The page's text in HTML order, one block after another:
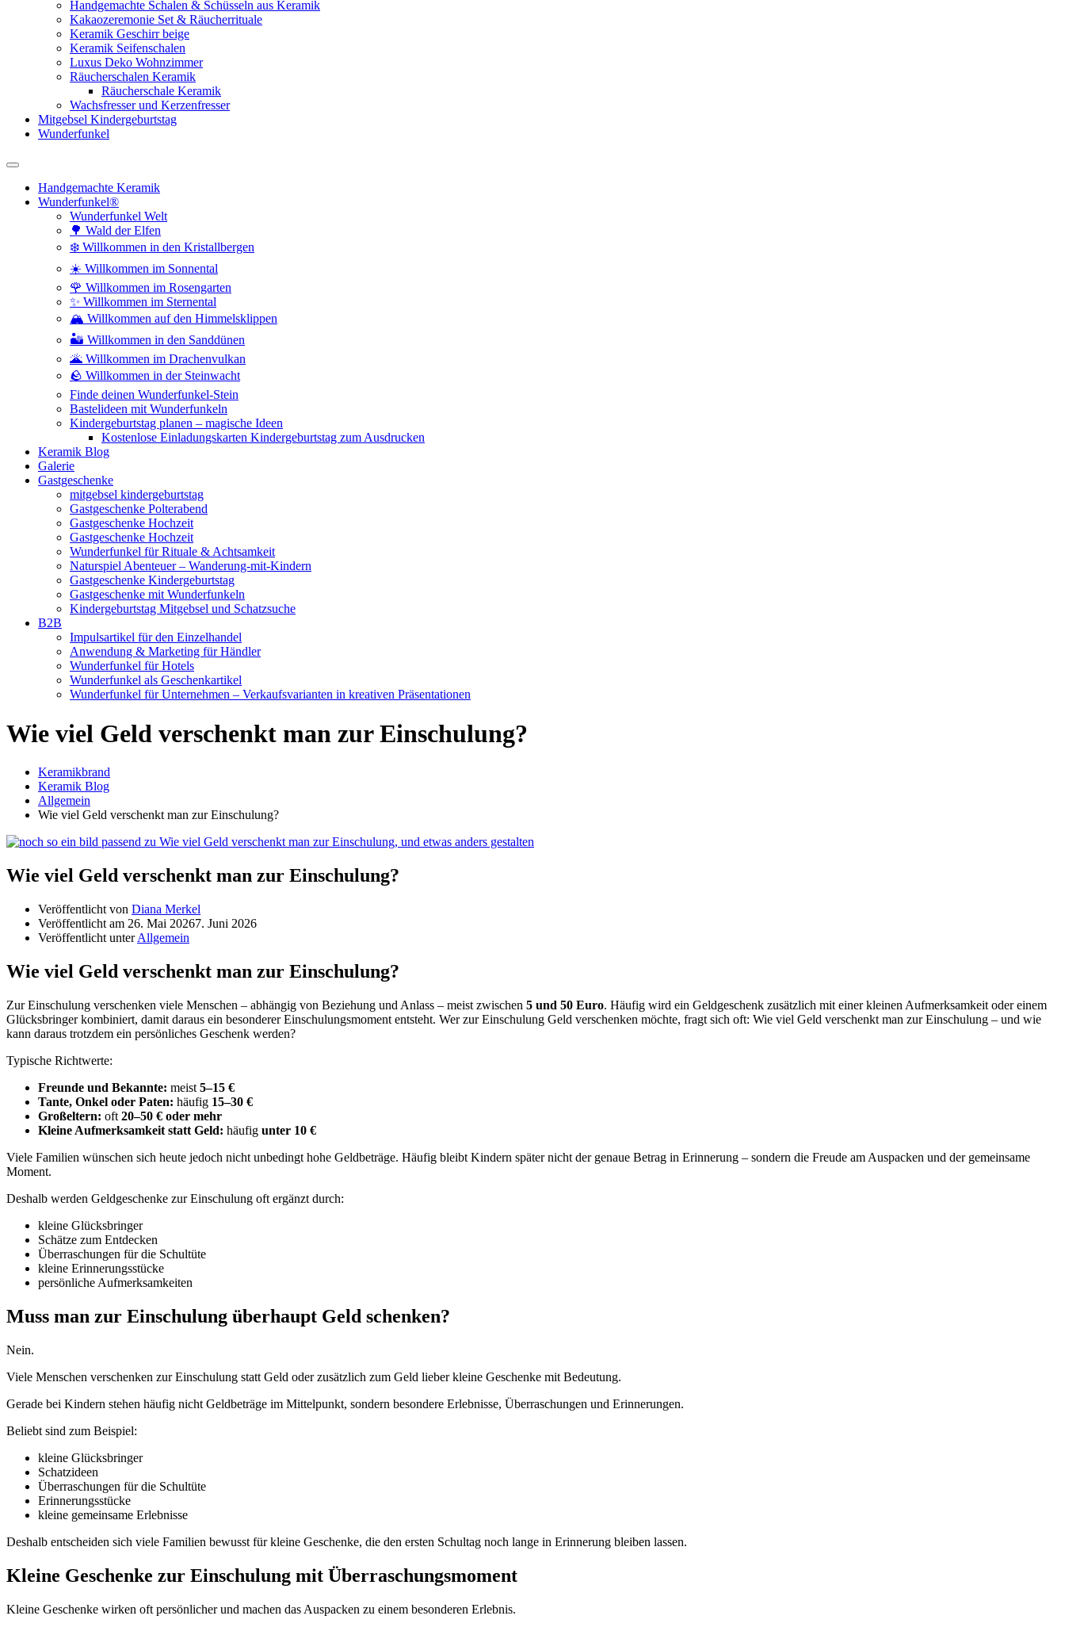
Handgemachte Schalen & Schüsseln aus Keramik
Kakaozeremonie Set & Räucherrituale
Keramik Geschirr beige
Keramik Seifenschalen
Luxus Deko Wohnzimmer
Räucherschalen Keramik
Räucherschale Keramik
Wachsfresser und Kerzenfresser
Mitgebsel Kindergeburtstag
Wunderfunkel
Handgemachte Keramik
Wunderfunkel®
Wunderfunkel Welt
🌳 Wald der Elfen
❄️ Willkommen in den Kristallbergen
☀️ Willkommen im Sonnental
🌹 Willkommen im Rosengarten
✨ Willkommen im Sternental
🏔️ Willkommen auf den Himmelsklippen
🏜️ Willkommen in den Sanddünen
🌋 Willkommen im Drachenvulkan
🪨 Willkommen in der Steinwacht
Finde deinen Wunderfunkel-Stein
Bastelideen mit Wunderfunkeln
Kindergeburtstag planen – magische Ideen
Kostenlose Einladungskarten Kindergeburtstag zum Ausdrucken
Keramik Blog
Galerie
Gastgeschenke
mitgebsel kindergeburtstag
Gastgeschenke Polterabend
Gastgeschenke Hochzeit
Gastgeschenke Hochzeit
Wunderfunkel für Rituale & Achtsamkeit
Naturspiel Abenteuer – Wanderung-mit-Kindern
Gastgeschenke Kindergeburtstag
Gastgeschenke mit Wunderfunkeln
Kindergeburtstag Mitgebsel und Schatzsuche
B2B
Impulsartikel für den Einzelhandel
Anwendung & Marketing für Händler
Wunderfunkel für Hotels
Wunderfunkel als Geschenkartikel
Wunderfunkel für Unternehmen – Verkaufsvarianten in kreativen Präsentationen
Wie viel Geld verschenkt man zur Einschulung?
Keramikbrand
Keramik Blog
Allgemein
Wie viel Geld verschenkt man zur Einschulung?
Wie viel Geld verschenkt man zur Einschulung?
Veröffentlicht von Diana Merkel
Veröffentlicht am 26. Mai 20267. Juni 2026
Veröffentlicht unterAllgemein
Wie viel Geld verschenkt man zur Einschulung?
Zur Einschulung verschenken viele Menschen – abhängig von Beziehung und Anlass – meist zwischen 5 und 50 Euro. Häufig wird ein Geldgeschenk zusätzlich mit einer kleinen Aufmerksamkeit oder einem
Glücksbringer kombiniert, damit daraus ein besonderer Einschulungsmoment entsteht. Wer zur Einschulung Geld verschenken möchte, fragt sich oft: Wie viel Geld verschenkt man zur Einschulung – und wie
kann daraus trotzdem ein persönliches Geschenk werden?
Typische Richtwerte:
Freunde und Bekannte: meist 5–15 €
Tante, Onkel oder Paten: häufig 15–30 €
Großeltern: oft 20–50 € oder mehr
Kleine Aufmerksamkeit statt Geld: häufig unter 10 €
Viele Familien wünschen sich heute jedoch nicht unbedingt hohe Geldbeträge. Häufig bleibt Kindern später nicht der genaue Betrag in Erinnerung – sondern die Freude am Auspacken und der gemeinsame
Moment.
Deshalb werden Geldgeschenke zur Einschulung oft ergänzt durch:
kleine Glücksbringer
Schätze zum Entdecken
Überraschungen für die Schultüte
kleine Erinnerungsstücke
persönliche Aufmerksamkeiten
Muss man zur Einschulung überhaupt Geld schenken?
Nein.
Viele Menschen verschenken zur Einschulung statt Geld oder zusätzlich zum Geld lieber kleine Geschenke mit Bedeutung.
Gerade bei Kindern stehen häufig nicht Geldbeträge im Mittelpunkt, sondern besondere Erlebnisse, Überraschungen und Erinnerungen.
Beliebt sind zum Beispiel:
kleine Glücksbringer
Schatzideen
Überraschungen für die Schultüte
Erinnerungsstücke
kleine gemeinsame Erlebnisse
Deshalb entscheiden sich viele Familien bewusst für kleine Geschenke, die den ersten Schultag noch lange in Erinnerung bleiben lassen.
Kleine Geschenke zur Einschulung mit Überraschungsmoment
Kleine Geschenke wirken oft persönlicher und machen das Auspacken zu einem besonderen Erlebnis.